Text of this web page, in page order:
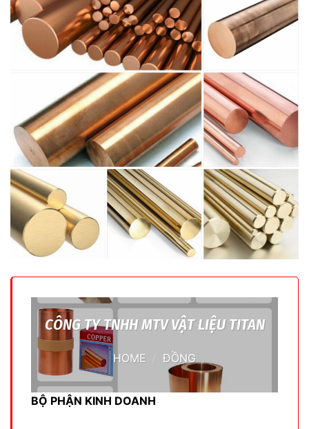
CÔNG TY TNHH MTV VẬT LIỆU TITAN
HOME / ĐỒNG
BỘ PHẬN KINH DOANH